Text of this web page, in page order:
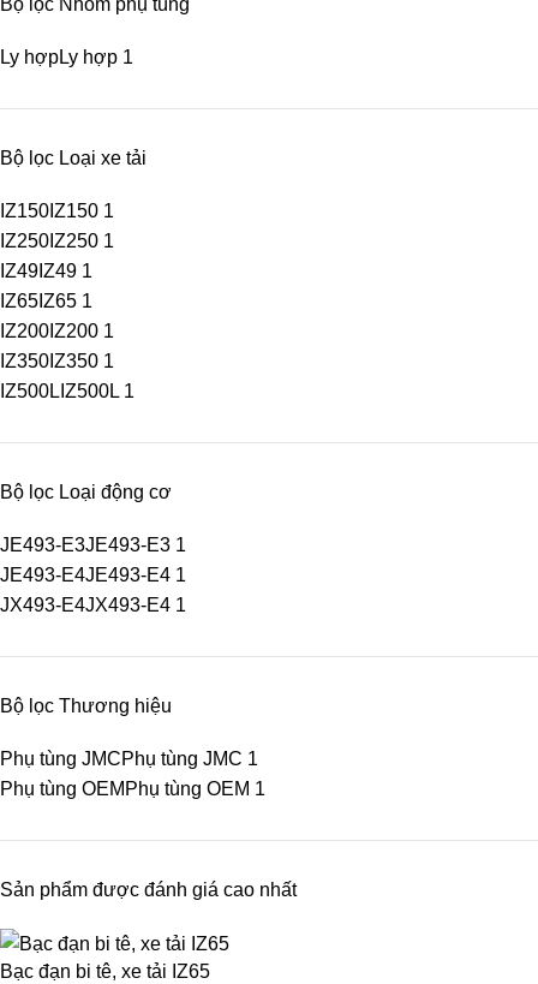
Bộ lọc Nhóm phụ tùng
Ly hợpLy hợp 1
Bộ lọc Loại xe tải
IZ150 IZ150 1
IZ250 IZ250 1
IZ49 IZ49 1
IZ65 IZ65 1
IZ200 IZ200 1
IZ350 IZ350 1
IZ500L IZ500L 1
Bộ lọc Loại động cơ
JE493-E3JE493-E3 1
JE493-E4JE493-E4 1
JX493-E4JX493-E4 1
Bộ lọc Thương hiệu
Phụ tùng JMCPhụ tùng JMC 1
Phụ tùng OEM Phụ tùng OEM 1
Sản phẩm được đánh giá cao nhất
Bạc đạn bi tê, xe tải IZ65